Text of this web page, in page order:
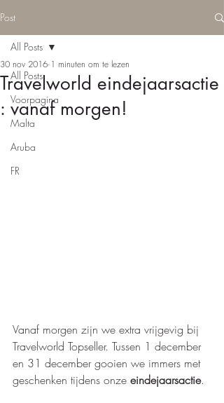
Post
All Posts
Voorpagina
Malta
Aruba
FR
All Posts
Travelworld eindejaarsactie
: vanaf morgen!
30 nov 2016 1 minuten om te lezen
Vanaf morgen zijn we extra vrijgevig bij
Travelworld Topseller. Tussen 1 december
en 31 december gooien we immers met
geschenken tijdens onze eindejaarsactie.